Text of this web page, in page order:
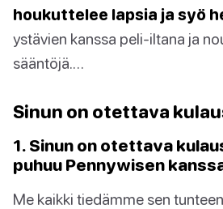
houkuttelee lapsia ja syö
ystävien kanssa peli-iltana ja
sääntöjä.…
Sinun on otettava
1. Sinun on otettava
puhuu Pennywisen
Me kaikki tiedämme sen